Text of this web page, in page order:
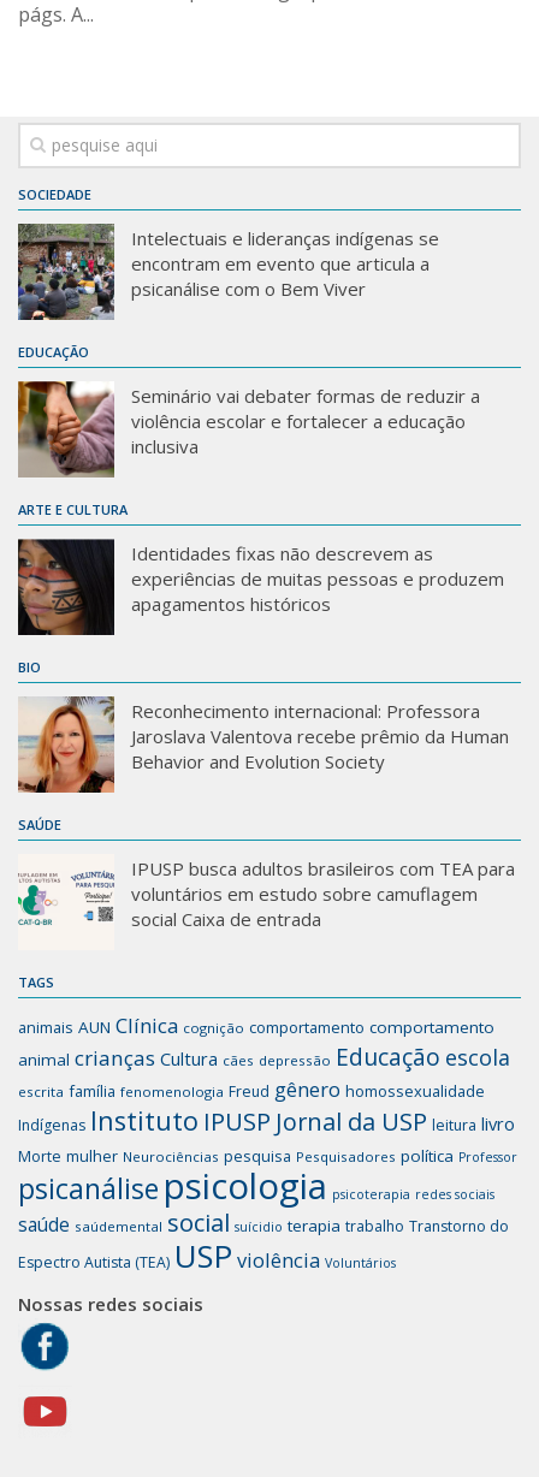
págs. A...
SOCIEDADE
Intelectuais e lideranças indígenas se
encontram em evento que articula a
psicanálise com o Bem Viver
EDUCAÇÃO
Seminário vai debater formas de reduzir a
violência escolar e fortalecer a educação
inclusiva
ARTE E CULTURA
Identidades fixas não descrevem as
experiências de muitas pessoas e produzem
apagamentos históricos
BIO
Reconhecimento internacional: Professora
Jaroslava Valentova recebe prêmio da Human
Behavior and Evolution Society
SAÚDE
IPUSP busca adultos brasileiros com TEA para
voluntários em estudo sobre camuflagem
social Caixa de entrada
TAGS
animais AUN Clínica cognição comportamento comportamento
animal crianças Cultura cães depressão Educação escola
escrita família fenomenologia Freud gênero homossexualidade
Indígenas Instituto IPUSP Jornal da USP leitura livro
Morte mulher Neurociências pesquisa Pesquisadores política Professor
psicanálise psicologia psicoterapia redes sociais
saúde saúdemental social suícidio terapia trabalho Transtorno do
Espectro Autista (TEA) USP violência Voluntários
Nossas redes sociais